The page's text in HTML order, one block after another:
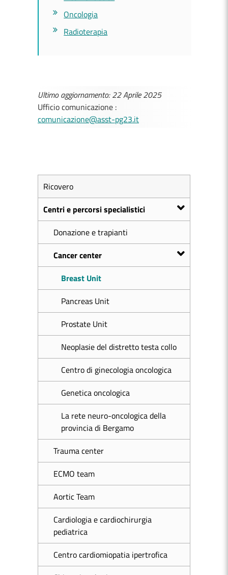
Oncologia
Radioterapia
Ultimo aggiornamento: 22 Aprile 2025
Ufficio comunicazione :
comunicazione@asst-pg23.it
Ricovero
Centri e percorsi specialistici
Donazione e trapianti
Cancer center
Breast Unit
Pancreas Unit
Prostate Unit
Neoplasie del distretto testa collo
Centro di ginecologia oncologica
Genetica oncologica
La rete neuro-oncologica della
provincia di Bergamo
Trauma center
ECMO team
Aortic Team
Cardiologia e cardiochirurgia
pediatrica
Centro cardiomiopatia ipertrofica